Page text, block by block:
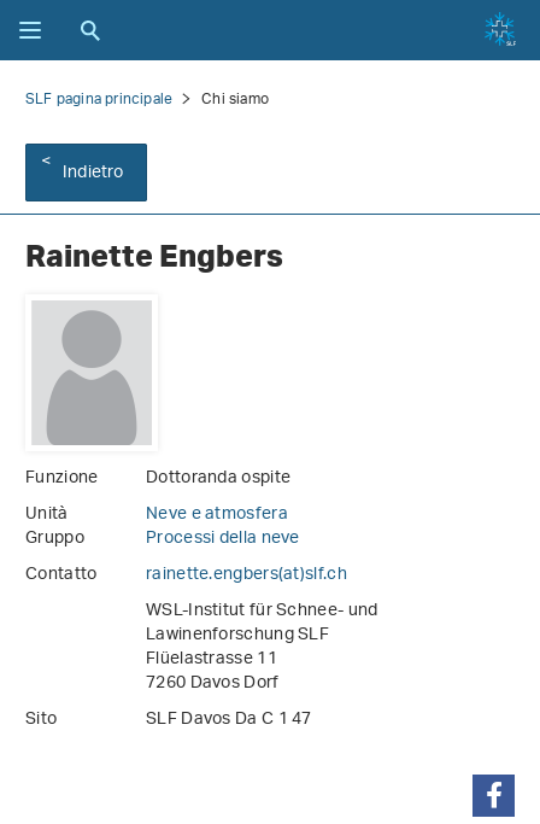
SLF pagina principale Chi siamo
Indietro
Rainette Engbers
Funzione
Dottoranda ospite
Unità
Neve e atmosfera
Gruppo
Processi della neve
Contatto
rainette.engbers(at)slf.ch
WSL-Institut für Schnee- und
Lawinenforschung SLF
Flüelastrasse 11
7260 Davos Dorf
Sito
SLF Davos Da C 1 47